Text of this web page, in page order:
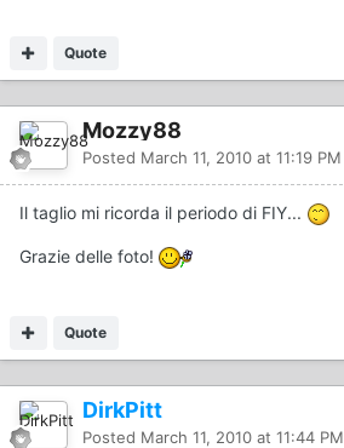
Quote
Mozzy88
Posted March 11, 2010 at 11:19 PM
Il taglio mi ricorda il periodo di FIY...
Grazie delle foto!
Quote
DirkPitt
Posted March 11, 2010 at 11:44 PM